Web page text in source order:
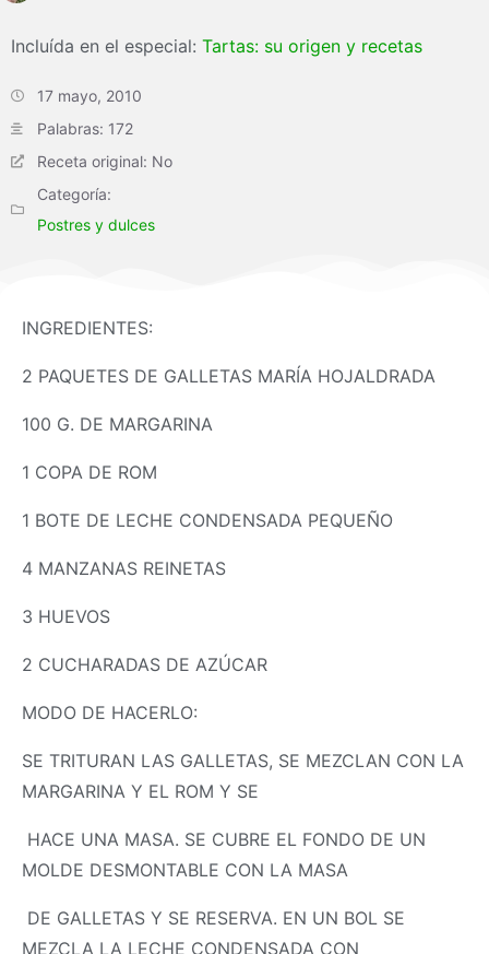
Incluída en el especial: Tartas: su origen y recetas
17 mayo, 2010
Palabras: 172
Receta original: No
Categoría:
Postres y dulces
INGREDIENTES:
2 PAQUETES DE GALLETAS MARÍA HOJALDRADA
100 G. DE MARGARINA
1 COPA DE ROM
1 BOTE DE LECHE CONDENSADA PEQUEÑO
4 MANZANAS REINETAS
3 HUEVOS
2 CUCHARADAS DE AZÚCAR
MODO DE HACERLO:
SE TRITURAN LAS GALLETAS, SE MEZCLAN CON LA
MARGARINA Y EL ROM Y SE
HACE UNA MASA. SE CUBRE EL FONDO DE UN
MOLDE DESMONTABLE CON LA MASA
DE GALLETAS Y SE RESERVA. EN UN BOL SE
MEZCLA LA LECHE CONDENSADA CON